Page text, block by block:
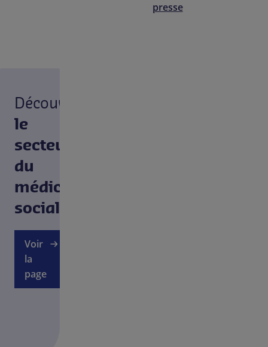
presse
Découvrez
le
secteur
du
médico
social
Voir
la
page